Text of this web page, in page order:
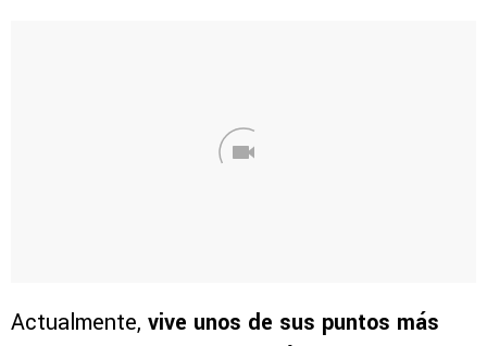
Actualmente, vive unos de sus puntos más